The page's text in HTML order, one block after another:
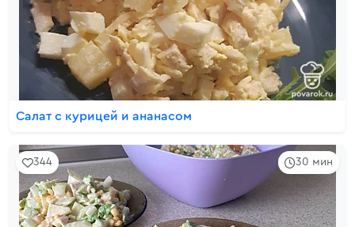
Салат с курицей и ананасом
30 мин
344